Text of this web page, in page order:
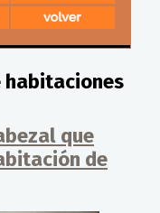
habitaciones
que
de